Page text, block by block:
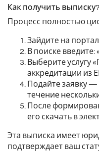
Как получить выписку?
Процесс полностью
Зайдите на портал
В поиске введите:
Выберите услугу
аккредитации из
Подайте заявку —
течение
После
его скачать в
Эта выписка имеет
подтверждает ваш